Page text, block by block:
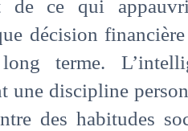
de ce qui
décision
terme.
une discipline
des habitudes